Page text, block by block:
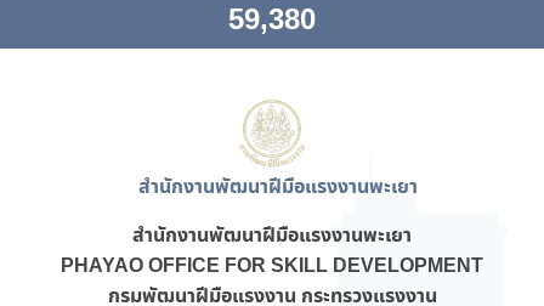
59,380
สำนักงานพัฒนาฝีมือแรงงานพะเยา
สำนักงานพัฒนาฝีมือแรงงานพะเยา
PHAYAO OFFICE FOR SKILL DEVELOPMENT
กรมพัฒนาฝีมือแรงงาน กระทรวงแรงงาน